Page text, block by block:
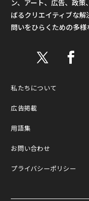
ン、アート、広告、政
ばるクリエイティブな
問いをひらくための多様
私たちについて
広告掲載
用語集
お問い合わせ
プライバシーポリシー